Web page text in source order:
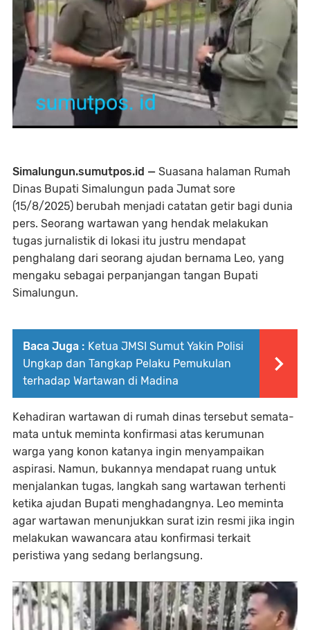
Simalungun.sumutpos.id — Suasana halaman Rumah
Dinas Bupati Simalungun pada Jumat sore
(15/8/2025) berubah menjadi catatan getir bagi dunia
pers. Seorang wartawan yang hendak melakukan
tugas jurnalistik di lokasi itu justru mendapat
penghalang dari seorang ajudan bernama Leo, yang
mengaku sebagai perpanjangan tangan Bupati
Simalungun.
Baca Juga : Ketua JMSI Sumut Yakin Polisi
Ungkap dan Tangkap Pelaku Pemukulan
terhadap Wartawan di Madina
Kehadiran wartawan di rumah dinas tersebut semata-
mata untuk meminta konfirmasi atas kerumunan
warga yang konon katanya ingin menyampaikan
aspirasi. Namun, bukannya mendapat ruang untuk
menjalankan tugas, langkah sang wartawan terhenti
ketika ajudan Bupati menghadangnya. Leo meminta
agar wartawan menunjukkan surat izin resmi jika ingin
melakukan wawancara atau konfirmasi terkait
peristiwa yang sedang berlangsung.